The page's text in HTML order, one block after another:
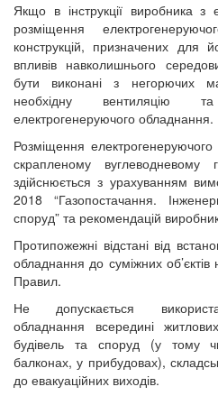
Якщо в інструкції виробника з
розміщення
конструкцій, призначених для
впливів навколишнього
бути виконані з негорючих
необхідну вентиляцію
електрогенеруючого обладнання.
Розміщення
скрапленому вуглеводневому
здійснюється з урахуванням
2018 “Газопостачання.
споруд” та рекомендацій
Протипожежні відстані від
обладнання до суміжних
Правил.
Не допускається
обладнання всередині
будівель та споруд (у тому
балконах, у прибудовах),
до евакуаційних виходів.